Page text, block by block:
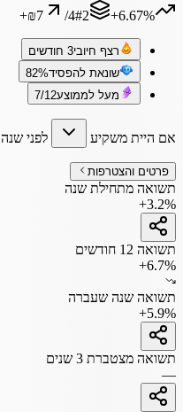
‎+6.67%
#2
/4
+₪7
רצף חיובי3 חודשים
שונאת להפסיד82%
מעל לממוצע7/12
אם היית משקיע לפני שנה
פרטים והצטרפות
תשואה מתחילת שנה
+3.2%
תשואה 12 חודשים
+6.7%
תשואה שנה שעברה
+5.9%
תשואה מצטברת 3 שנים
—